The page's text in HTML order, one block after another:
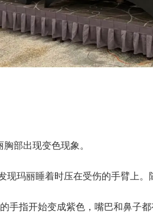
部出现变色现象。
现玛丽睡着时压在受伤的手臂上。
手指开始变成紫色，嘴巴和鼻子